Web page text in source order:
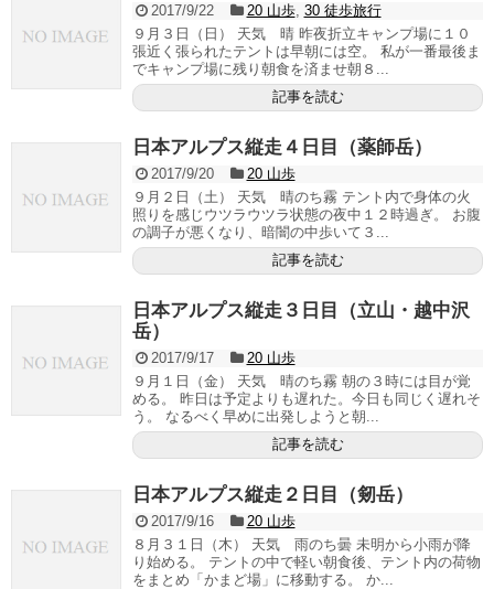
2017/9/22 20 山歩, 30 徒歩旅行
９月３日（日） 天気 晴 昨夜折立キャンプ場に１０
張近く張られたテントは早朝には空。 私が一番最後ま
でキャンプ場に残り朝食を済ませ朝８...
記事を読む
日本アルプス縦走４日目（薬師岳）
2017/9/20
20 山歩
９月２日（土） 天気 晴のち霧 テント内で身体の火
照りを感じウツラウツラ状態の夜中１２時過ぎ。 お腹
の調子が悪くなり、暗闇の中歩いて３...
記事を読む
日本アルプス縦走３日目（立山・越中沢
岳）
2017/9/17
20 山歩
９月１日（金） 天気 晴のち霧 朝の３時には目が覚
める。 昨日は予定よりも遅れた。今日も同じく遅れそ
う。 なるべく早めに出発しようと朝...
記事を読む
日本アルプス縦走２日目（剱岳）
2017/9/16
20 山歩
８月３１日（木） 天気 雨のち曇 未明から小雨が降
り始める。 テントの中で軽い朝食後、テント内の荷物
をまとめ「かまど場」に移動する。 か...